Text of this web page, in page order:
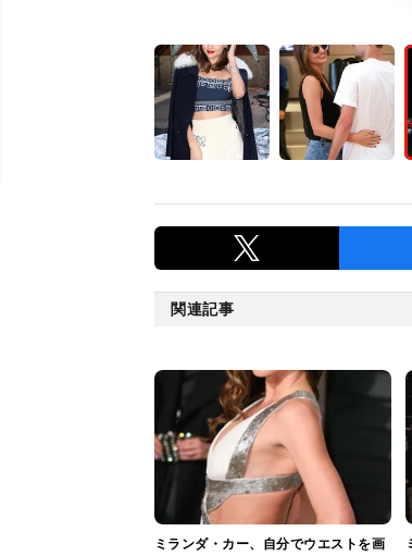
関連記事
ミランダ・カー、自分でウエストを画